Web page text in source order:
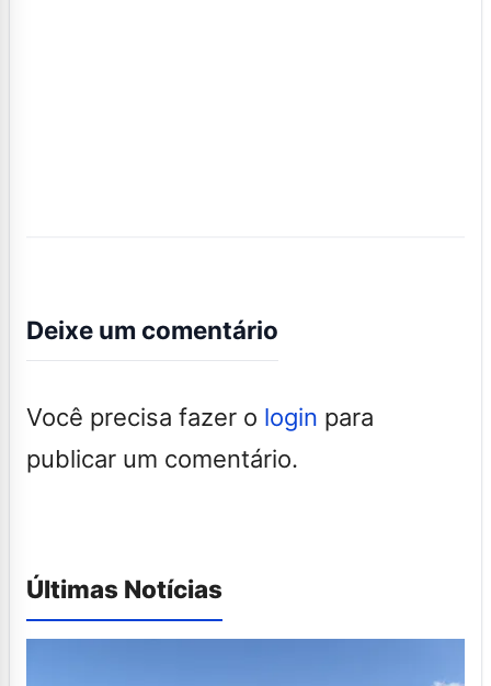
Deixe um comentário
Você precisa fazer o login para
publicar um comentário.
Últimas Notícias